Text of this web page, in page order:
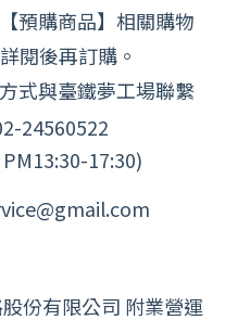
預購商品】相關購物
閱後再訂購。
式與臺鐵夢工場聯繫
24560522
17:30)
份有限公司 附業營運